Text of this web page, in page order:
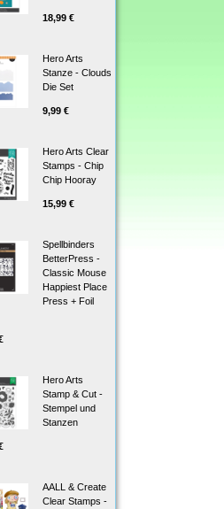
Stamp & Die
Set - Tree/Baum
18,99 €
Hero Arts
Stanze - Clouds
Die Set
9,99 €
Hero Arts Clear
Stamps - Chip
Chip Hooray
15,99 €
Spellbinders
BetterPress -
Classic Mouse
Happiest Place
Press + Foil
Hero Arts
Stamp & Cut -
Stempel und
Stanzen
AALL & Create
Clear Stamps -